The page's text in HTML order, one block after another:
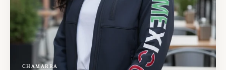
CHAMARRA